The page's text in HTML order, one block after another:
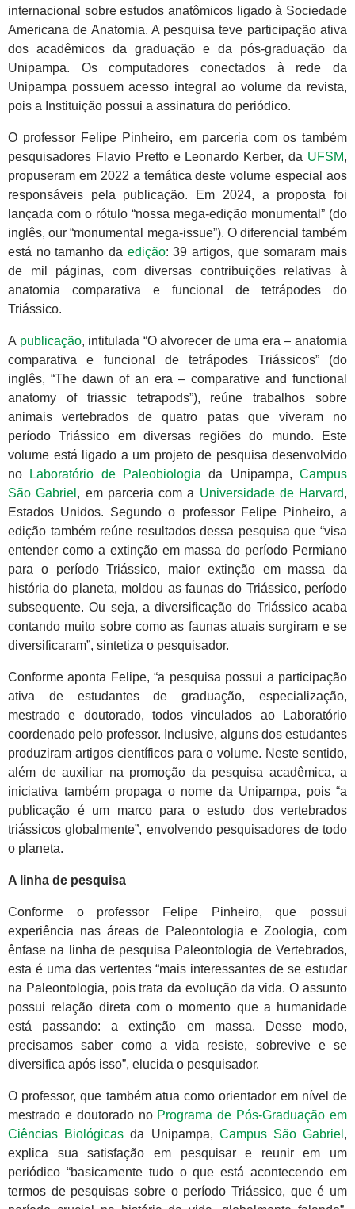
internacional sobre estudos anatômicos ligado à Sociedade
Americana de Anatomia. A pesquisa teve participação ativa
dos acadêmicos da graduação e da pós-graduação da
Unipampa. Os computadores conectados à rede da
Unipampa possuem acesso integral ao volume da revista,
pois a Instituição possui a assinatura do periódico.
O professor Felipe Pinheiro, em parceria com os também
pesquisadores Flavio Pretto e Leonardo Kerber, da UFSM,
propuseram em 2022 a temática deste volume especial aos
responsáveis pela publicação. Em 2024, a proposta foi
lançada com o rótulo “nossa mega-edição monumental” (do
inglês, our “monumental mega-issue”). O diferencial também
está no tamanho da edição: 39 artigos, que somaram mais
de mil páginas, com diversas contribuições relativas à
anatomia comparativa e funcional de tetrápodes do
Triássico.
A publicação, intitulada “O alvorecer de uma era – anatomia
comparativa e funcional de tetrápodes Triássicos” (do
inglês, “The dawn of an era – comparative and functional
anatomy of triassic tetrapods”), reúne trabalhos sobre
animais vertebrados de quatro patas que viveram no
período Triássico em diversas regiões do mundo. Este
volume está ligado a um projeto de pesquisa desenvolvido
no
Laboratório de Paleobiologia da Unipampa,Campus
São Gabriel , em parceria com a Universidade de Harvard,
Estados Unidos. Segundo o professor Felipe Pinheiro, a
edição também reúne resultados dessa pesquisa que “visa
entender como a extinção em massa do período Permiano
para o período Triássico, maior extinção em massa da
história do planeta, moldou as faunas do Triássico, período
subsequente. Ou seja, a diversificação do Triássico acaba
contando muito sobre como as faunas atuais surgiram e se
diversificaram”, sintetiza o pesquisador.
Conforme aponta Felipe, “a pesquisa possui a participação
ativa de estudantes de graduação, especialização,
mestrado e doutorado, todos vinculados ao Laboratório
coordenado pelo professor. Inclusive, alguns dos estudantes
produziram artigos científicos para o volume. Neste sentido,
além de auxiliar na promoção da pesquisa acadêmica, a
iniciativa também propaga o nome da Unipampa, pois “a
publicação é um marco para o estudo dos vertebrados
triássicos globalmente”, envolvendo pesquisadores de todo
o planeta.
A linha de pesquisa
Conforme o professor Felipe Pinheiro, que possui
experiência nas áreas de Paleontologia e Zoologia, com
ênfase na linha de pesquisa Paleontologia de Vertebrados,
esta é uma das vertentes “mais interessantes de se estudar
na Paleontologia, pois trata da evolução da vida. O assunto
possui relação direta com o momento que a humanidade
está passando: a extinção em massa. Desse modo,
precisamos saber como a vida resiste, sobrevive e se
diversifica após isso”, elucida o pesquisador.
O professor, que também atua como orientador em nível de
mestrado e doutorado no Programa de Pós-Graduação em
Ciências Biológicas da Unipampa, Campus São Gabriel ,
explica sua satisfação em pesquisar e reunir em um
periódico “basicamente tudo o que está acontecendo em
termos de pesquisas sobre o período Triássico, que é um